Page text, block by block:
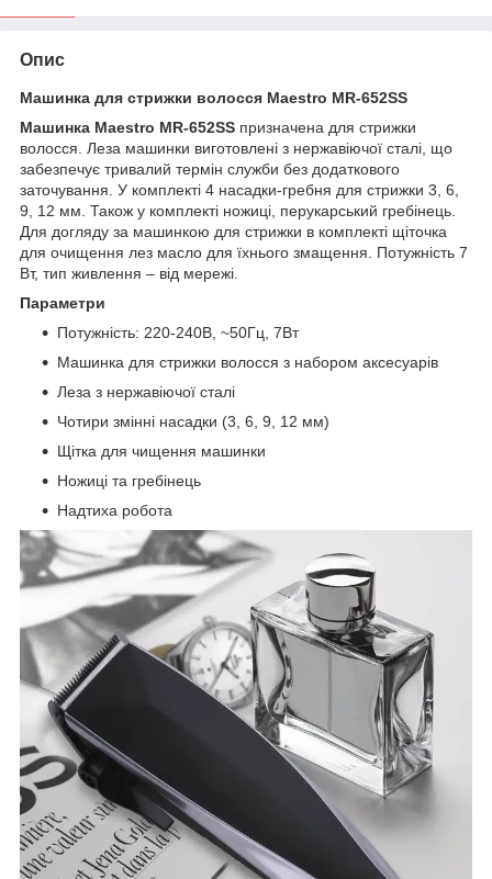
Опис
Машинка для стрижки волосся Maestro MR-652SS
Машинка Maestro MR-652SS призначена для стрижки
волосся. Леза машинки виготовлені з нержавіючої сталі, що
забезпечує тривалий термін служби без додаткового
заточування. У комплекті 4 насадки-гребня для стрижки 3, 6,
9, 12 мм. Також у комплекті ножиці, перукарський гребінець.
Для догляду за машинкою для стрижки в комплекті щіточка
для очищення лез масло для їхнього змащення. Потужність 7
Вт, тип живлення – від мережі.
Параметри
Потужність: 220-240В, ~50Гц, 7Вт
Машинка для стрижки волосся з набором аксесуарів
Леза з нержавіючої сталі
Чотири змінні насадки (3, 6, 9, 12 мм)
Щітка для чищення машинки
Ножиці та гребінець
Надтиха робота